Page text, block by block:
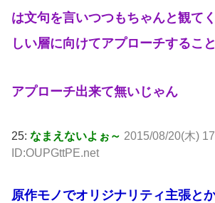
は文句を言いつつもちゃんと観て
しい層に向けてアプローチするこ
アプローチ出来て無いじゃん
25: なまえないよぉ～ 2015/08/20(木)
ID:OUPGttPE.net
原作モノでオリジナリティ主張と